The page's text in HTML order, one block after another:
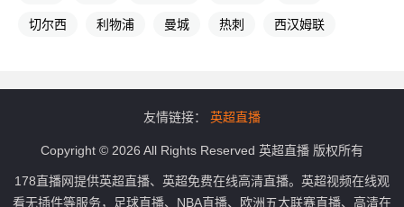
切尔西 利物浦 曼城 热刺 西汉姆联
友情链接： 英超直播
Copyright © 2026 All Rights Reserved 英超直播 版权所有
178直播网提供英超直播、英超免费在线高清直播。英超视频在线观
看无插件等服务，足球直播、NBA直播、欧洲五大联赛直播、高清在